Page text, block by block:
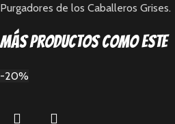
Purgadores de los Caballeros Grises.
Más productos como este
-20%